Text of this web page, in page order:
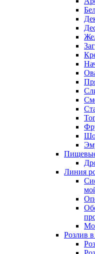
Линия
Розлив